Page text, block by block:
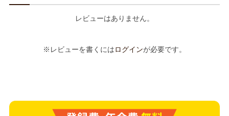
レビューはありません。
※レビューを書くにはログインが必要です。